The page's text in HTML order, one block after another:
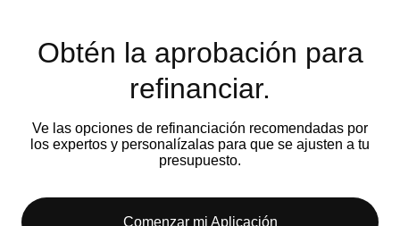
Obtén la aprobación para
refinanciar.
Ve las opciones de refinanciación recomendadas por
los expertos y personalízalas para que se ajusten a tu
presupuesto.
Comenzar mi Aplicación